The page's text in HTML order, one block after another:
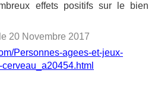
effets positifs sur le bien
le 20 Novembre 2017
Personnes-agees-et-jeux-